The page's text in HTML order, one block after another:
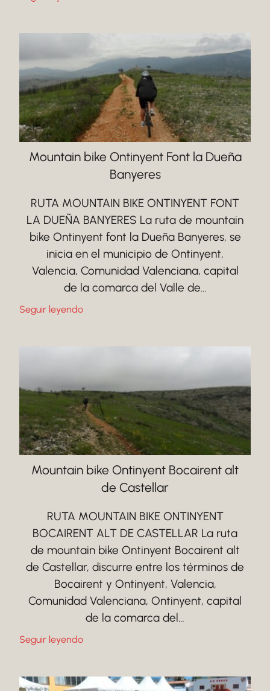
Mountain bike Ontinyent Font la Dueña
Banyeres
RUTA MOUNTAIN BIKE ONTINYENT FONT
LA DUEÑA BANYERES La ruta de mountain
bike Ontinyent font la Dueña Banyeres, se
inicia en el municipio de Ontinyent,
Valencia, Comunidad Valenciana, capital
de la comarca del Valle de…
Seguir leyendo
Mountain bike Ontinyent Bocairent alt
de Castellar
RUTA MOUNTAIN BIKE ONTINYENT
BOCAIRENT ALT DE CASTELLAR La ruta
de mountain bike Ontinyent Bocairent alt
de Castellar, discurre entre los términos de
Bocairent y Ontinyent, Valencia,
Comunidad Valenciana, Ontinyent, capital
de la comarca del…
Seguir leyendo